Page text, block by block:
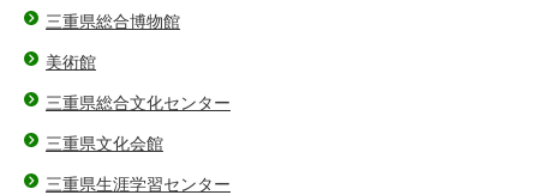
三重県総合博物館
美術館
三重県総合文化センター
三重県文化会館
三重県生涯学習センター